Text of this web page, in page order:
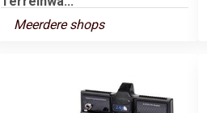
Meerdere shops